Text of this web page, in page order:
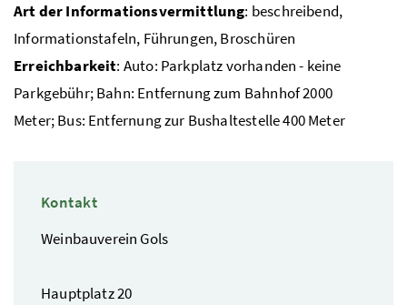
Art der Informationsvermittlung: beschreibend,
Informationstafeln, Führungen, Broschüren
Erreichbarkeit: Auto: Parkplatz vorhanden - keine
Parkgebühr; Bahn: Entfernung zum Bahnhof 2000
Meter; Bus: Entfernung zur Bushaltestelle 400 Meter
Kontakt
Weinbauverein Gols
Hauptplatz 20